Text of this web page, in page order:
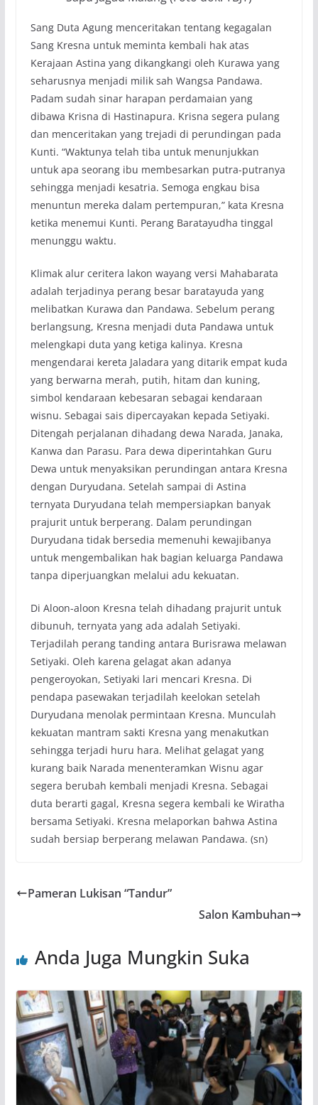
Sang Duta Agung menceritakan tentang kegagalan
Sang Kresna untuk meminta kembali hak atas
Kerajaan Astina yang dikangkangi oleh Kurawa yang
seharusnya menjadi milik sah Wangsa Pandawa.
Padam sudah sinar harapan perdamaian yang
dibawa Krisna di Hastinapura. Krisna segera pulang
dan menceritakan yang trejadi di perundingan pada
Kunti. “Waktunya telah tiba untuk menunjukkan
untuk apa seorang ibu membesarkan putra-putranya
sehingga menjadi kesatria. Semoga engkau bisa
menuntun mereka dalam pertempuran,” kata Kresna
ketika menemui Kunti. Perang Baratayudha tinggal
menunggu waktu.
Klimak alur ceritera lakon wayang versi Mahabarata
adalah terjadinya perang besar baratayuda yang
melibatkan Kurawa dan Pandawa. Sebelum perang
berlangsung, Kresna menjadi duta Pandawa untuk
melengkapi duta yang ketiga kalinya. Kresna
mengendarai kereta Jaladara yang ditarik empat kuda
yang berwarna merah, putih, hitam dan kuning,
simbol kendaraan kebesaran sebagai kendaraan
wisnu. Sebagai sais dipercayakan kepada Setiyaki.
Ditengah perjalanan dihadang dewa Narada, Janaka,
Kanwa dan Parasu. Para dewa diperintahkan Guru
Dewa untuk menyaksikan perundingan antara Kresna
dengan Duryudana. Setelah sampai di Astina
ternyata Duryudana telah mempersiapkan banyak
prajurit untuk berperang. Dalam perundingan
Duryudana tidak bersedia memenuhi kewajibanya
untuk mengembalikan hak bagian keluarga Pandawa
tanpa diperjuangkan melalui adu kekuatan.
Di Aloon-aloon Kresna telah dihadang prajurit untuk
dibunuh, ternyata yang ada adalah Setiyaki.
Terjadilah perang tanding antara Burisrawa melawan
Setiyaki. Oleh karena gelagat akan adanya
pengeroyokan, Setiyaki lari mencari Kresna. Di
pendapa pasewakan terjadilah keelokan setelah
Duryudana menolak permintaan Kresna. Munculah
kekuatan mantram sakti Kresna yang menakutkan
sehingga terjadi huru hara. Melihat gelagat yang
kurang baik Narada menenteramkan Wisnu agar
segera berubah kembali menjadi Kresna. Sebagai
duta berarti gagal, Kresna segera kembali ke Wiratha
bersama Setiyaki. Kresna melaporkan bahwa Astina
sudah bersiap berperang melawan Pandawa. (sn)
Pameran Lukisan “Tandur”
Salon Kambuhan
Anda Juga Mungkin Suka